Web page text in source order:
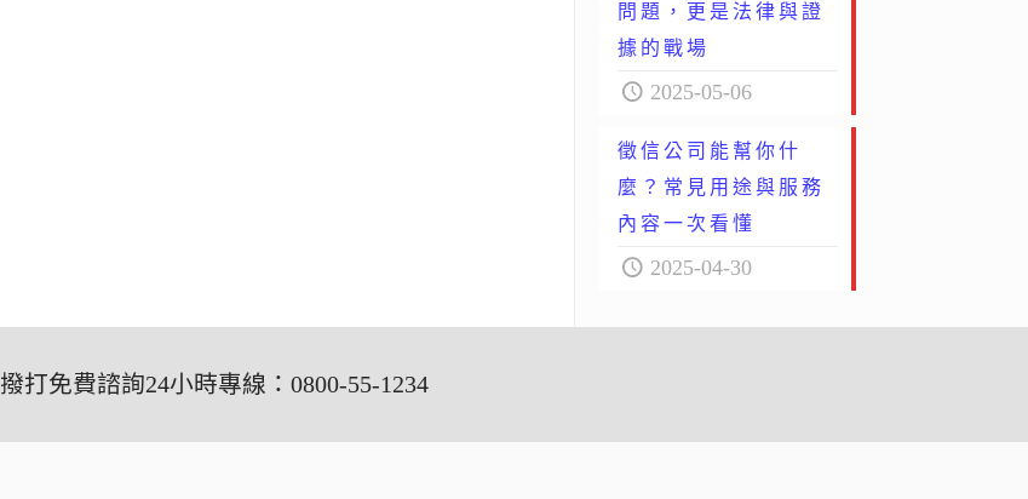
問題，更是法律與證
據的戰場
2025-05-06
徵信公司能幫你什
麼？常見用途與服務
內容一次看懂
2025-04-30
撥打免費諮詢24小時專線：0800-55-1234